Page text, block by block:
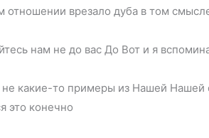
отношении врезало дуба в том
нам не до вас До Вот и я
не какие-то примеры из Нашей Нашей
это конечно